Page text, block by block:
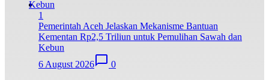
1
Pemerintah Aceh Jelaskan Mekanisme Bantuan
Kementan Rp2,5 Triliun untuk Pemulihan Sawah dan
Kebun
6 August 2026
0